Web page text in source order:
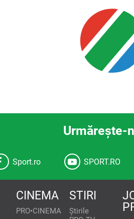
Urmăreşte-
Sport.ro SPORT.RO
CINEMA
PRO•CINEMA
STIRI
Știrile